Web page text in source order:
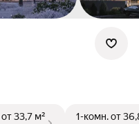
от 33,7 м²
1-комн.от